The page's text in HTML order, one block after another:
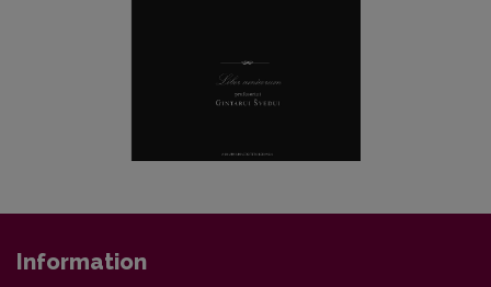
Information